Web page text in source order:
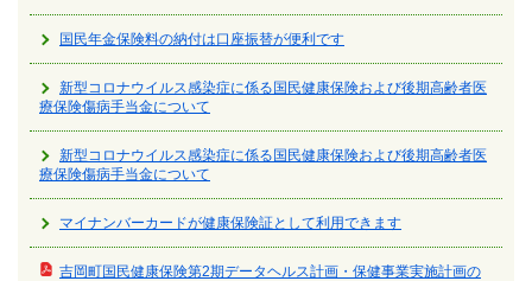
国民年金保険料の納付は口座振替が便利です
新型コロナウイルス感染症に係る国民健康保険および後期高齢者医
療保険傷病手当金について
新型コロナウイルス感染症に係る国民健康保険および後期高齢者医
療保険傷病手当金について
マイナンバーカードが健康保険証として利用できます
吉岡町国民健康保険第2期データヘルス計画・保健事業実施計画の